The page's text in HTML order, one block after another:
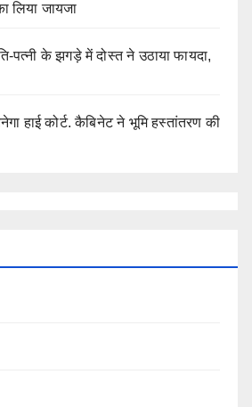
लिया जायजा
के झगड़े में दोस्त ने उठाया फायदा,
हाई कोर्ट. कैबिनेट ने भूमि हस्तांतरण की